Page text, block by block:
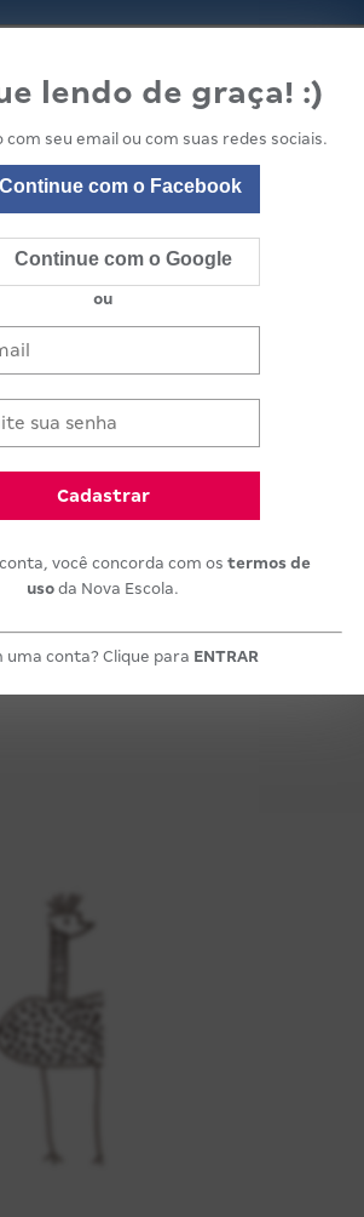
lendo de graça! :)
com seu email ou com suas redes sociais.
Continue com o Facebook
Continue com o Google
ou
Cadastrar
você concorda com os termos de
uso da Nova Escola.
uma conta? Clique para ENTRAR
Escola Equipe e comunidade
aluno